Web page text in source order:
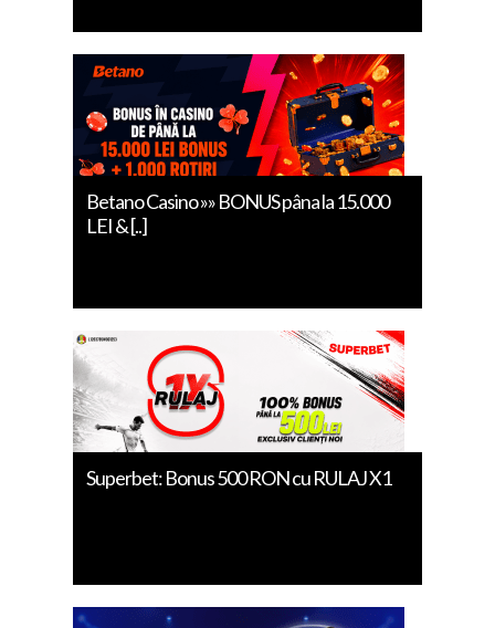
Betano Casino »» BONUS pâna la 15.000
LEI & [..]
Superbet: Bonus 500 RON cu RULAJ X1